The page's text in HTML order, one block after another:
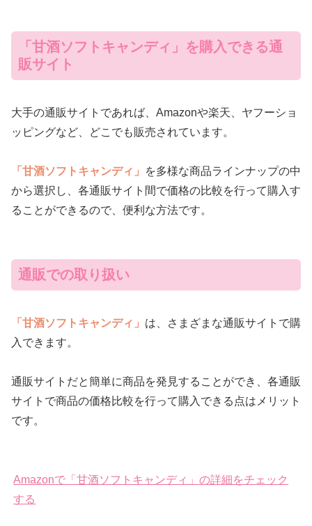
「甘酒ソフトキャンディ」を購入できる通
販サイト
大手の通販サイトであれば、Amazonや楽天、ヤフーショ
ッピングなど、どこでも販売されています。
「甘酒ソフトキャンディ」
を多様な商品ラインナップの中
から選択し、各通販サイト間で価格の比較を行って購入す
ることができるので、便利な方法です。
通販での取り扱い
「甘酒ソフトキャンディ」 は、さまざまな通販サイトで購
入できます。
通販サイトだと簡単に商品を発見することができ、各通販
サイトで商品の価格比較を行って購入できる点はメリット
です。
Amazonで「甘酒ソフトキャンディ」の詳細をチェック
する